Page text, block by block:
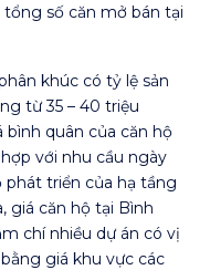
số căn mở bán tại
khúc có tỷ lệ sản
từ 35 – 40 triệu
quân của căn hộ
với nhu cầu ngày
triển của hạ tầng
giá căn hộ tại Bình
chí nhiều dự án có vị
giá khu vực các